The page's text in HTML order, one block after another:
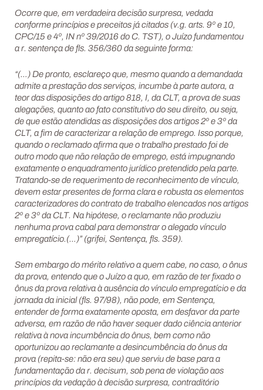
Ocorre que, em verdadeira decisão surpresa, vedada
conforme princípios e preceitos já citados (v.g. arts. 9º e 10,
CPC/15 e 4º, IN nº 39/2016 do C. TST), o Juízo fundamentou
a r. sentença de fls. 356/360 da seguinte forma:
“(…) De pronto, esclareço que, mesmo quando a demandada
admite a prestação dos serviços, incumbe à parte autora, a
teor das disposições do artigo 818, I, da CLT, a prova de suas
alegações, quanto ao fato constitutivo do seu direito, ou seja,
de que estão atendidas as disposições dos artigos 2º e 3º da
CLT, a fim de caracterizar a relação de emprego. Isso porque,
quando o reclamado afirma que o trabalho prestado foi de
outro modo que não relação de emprego, está impugnando
exatamente o enquadramento jurídico pretendido pela parte.
Tratando-se de requerimento de reconhecimento de vínculo,
devem estar presentes de forma clara e robusta os elementos
caracterizadores do contrato de trabalho elencados nos artigos
2º e 3º da CLT. Na hipótese, o reclamante não produziu
nenhuma prova cabal para demonstrar o alegado vínculo
empregatício.(…)” (grifei, Sentença, fls. 359).
Sem embargo do mérito relativo a quem cabe, no caso, o ônus
da prova, entendo que o Juízo a quo, em razão de ter fixado o
ônus da prova relativa à ausência do vínculo empregatício e da
jornada da inicial (fls. 97/98), não pode, em Sentença,
entender de forma exatamente oposta, em desfavor da parte
adversa, em razão de não haver sequer dado ciência anterior
relativa à nova incumbência do ônus, bem como não
oportunizou ao reclamante a desincumbência do ônus da
prova (repita-se: não era seu) que serviu de base para a
fundamentação da r. decisum, sob pena de violação aos
princípios da vedação à decisão surpresa, contraditório